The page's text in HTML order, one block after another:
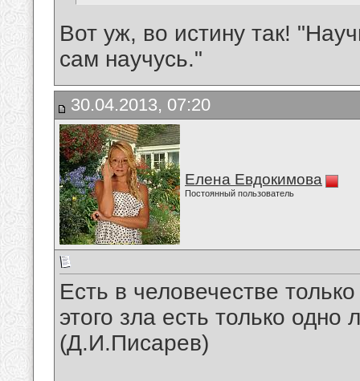
Вот уж, во истину так!
сам научусь."
30.04.2013, 07:20
Елена Евдокимова
Постоянный пользователь
Есть в человечестве
этого зла есть только одно
(Д.И.Писарев)